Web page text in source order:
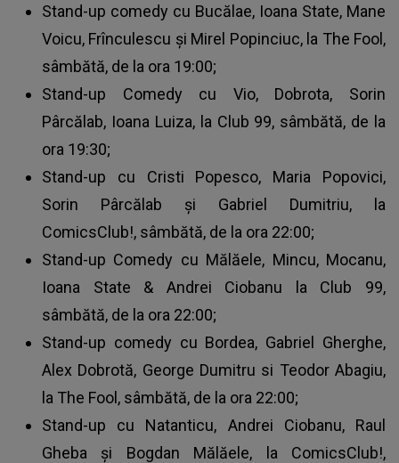
Stand-up comedy cu Bucălae, Ioana State, Mane
Voicu, Frînculescu și Mirel Popinciuc, la The Fool,
sâmbătă, de la ora 19:00;
Stand-up Comedy cu Vio, Dobrota, Sorin
Pârcălab, Ioana Luiza, la Club 99, sâmbătă, de la
ora 19:30;
Stand-up cu Cristi Popesco, Maria Popovici,
Sorin Pârcălab și Gabriel Dumitriu, la
ComicsClub!, sâmbătă, de la ora 22:00;
Stand-up Comedy cu Mălăele, Mincu, Mocanu,
Ioana State & Andrei Ciobanu la Club 99,
sâmbătă, de la ora 22:00;
Stand-up comedy cu Bordea, Gabriel Gherghe,
Alex Dobrotă, George Dumitru si Teodor Abagiu,
la The Fool, sâmbătă, de la ora 22:00;
Stand-up cu Natanticu, Andrei Ciobanu, Raul
Gheba și Bogdan Mălăele, la ComicsClub!,